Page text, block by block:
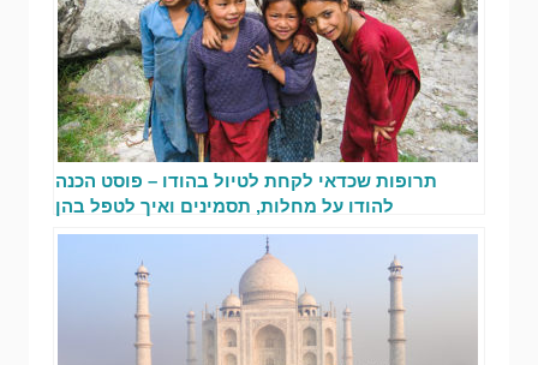
תרופות שכדאי לקחת לטיול בהודו – פוסט הכנה
להודו על מחלות, תסמינים ואיך לטפל בהן